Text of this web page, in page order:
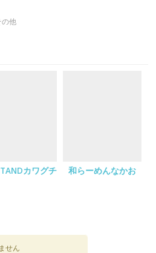
の他
カワグチ 和らーめんなかお
せん